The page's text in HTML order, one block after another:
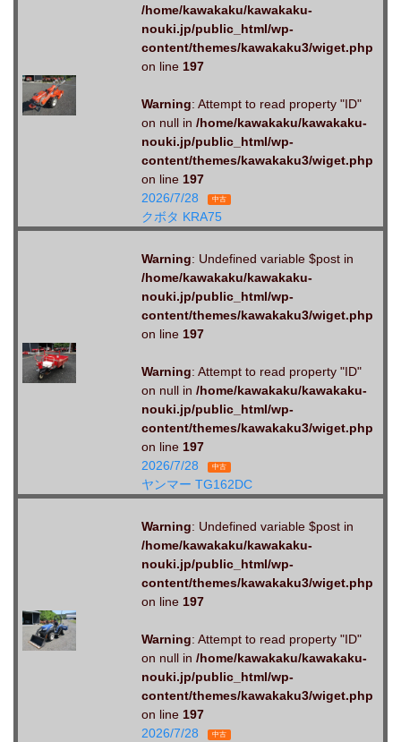
/home/kawakaku/kawakaku-
nouki.jp/public_html/wp-
content/themes/kawakaku3/wiget.php
on line 197
Warning: Attempt to read property "ID"
on null in /home/kawakaku/kawakaku-
nouki.jp/public_html/wp-
content/themes/kawakaku3/wiget.php
on line 197
2026/7/28
中古
クボタ KRA75
Warning: Undefined variable $post in
/home/kawakaku/kawakaku-
nouki.jp/public_html/wp-
content/themes/kawakaku3/wiget.php
on line 197
Warning: Attempt to read property "ID"
on null in /home/kawakaku/kawakaku-
nouki.jp/public_html/wp-
content/themes/kawakaku3/wiget.php
on line 197
2026/7/28
中古
ヤンマー TG162DC
Warning: Undefined variable $post in
/home/kawakaku/kawakaku-
nouki.jp/public_html/wp-
content/themes/kawakaku3/wiget.php
on line 197
Warning: Attempt to read property "ID"
on null in /home/kawakaku/kawakaku-
nouki.jp/public_html/wp-
content/themes/kawakaku3/wiget.php
on line 197
2026/7/28
中古